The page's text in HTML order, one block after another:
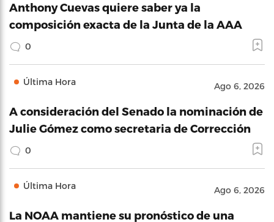
Anthony Cuevas quiere saber ya la
composición exacta de la Junta de la AAA
0
Última Hora Ago 6, 2026
A consideración del Senado la nominación de
Julie Gómez como secretaria de Corrección
0
Última Hora Ago 6, 2026
La NOAA mantiene su pronóstico de una